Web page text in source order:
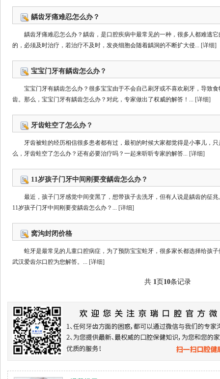
龋齿牙痛难忍怎么办？
龋齿牙痛难忍怎么办？龋齿，是口腔疾病中最常见的一种，很多人都难逃
的，必须及时治疗，若治疗不及时，发炎细胞会随着龋洞的不断扩大侵... [详细]
宝宝门牙有龋齿怎么办？
宝宝门牙有龋齿怎么办？很多宝宝由于不会自己刷牙或不喜欢刷牙，导致
齿。那么，宝宝门牙有龋齿怎么办？对此，专家做出了权威的解答！... [详细]
牙齿蛀空了怎么办？
牙齿被蛀的经历相信很多患者都有过，最初的时候大家都觉得是小事儿，
么，牙齿蛀空了怎么办？还有必要治疗吗？一起来听听专家的解答... [详细]
11岁孩子门牙中间刚要变龋齿怎么办？
最近，孩子门牙感觉中间变黑了，想带孩子去洗牙，但有人说是龋齿的征
11岁孩子门牙中间刚要变龋齿怎么办？... [详细]
窝沟封闭价格
蛀牙是最常见的儿童口腔病症，为了预防宝宝蛀牙，很多家长都选择给孩
武汉爱齿尔口腔为您解答。... [详细]
共 1页10条记录